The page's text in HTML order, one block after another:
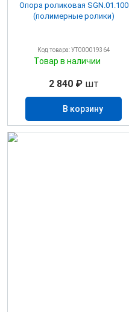
Опора роликовая SGN.01.100
(полимерные ролики)
Код товара: УТ000019364
Товар в наличии
2 840 ₽шт
В корзину